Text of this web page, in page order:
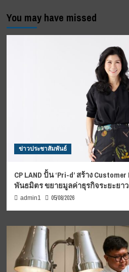
You may have missed
ข่าวประชาสัมพันธ์
CP LAND ปั้น ‘Pri-d’ สร้าง
พันธมิตร ขยายมูลค่าธุรกิจระยะยาว
admin1 05/08/2026